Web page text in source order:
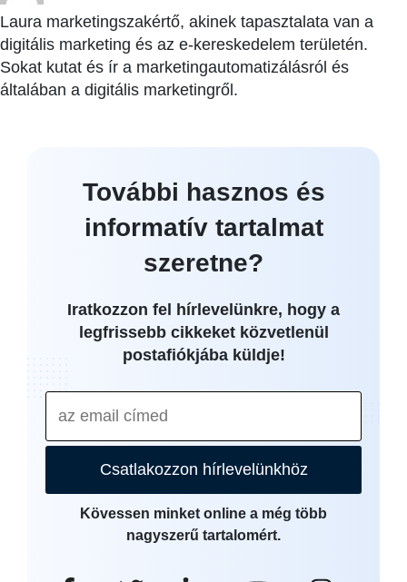
Laura marketingszakértő, akinek tapasztalata van a
digitális marketing és az e-kereskedelem területén.
Sokat kutat és ír a marketingautomatizálásról és
általában a digitális marketingről.
További hasznos és
informatív tartalmat
szeretne?
Iratkozzon fel hírlevelünkre, hogy a
legfrissebb cikkeket közvetlenül
postafiókjába küldje!
Csatlakozzon hírlevelünkhöz
Kövessen minket online a még több
nagyszerű tartalomért.